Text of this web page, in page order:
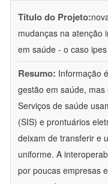
Título do Projeto:
mudanças na atenção
em saúde - o caso ipes
Resumo: Informação
gestão em saúde,
Serviços de saúde
(SIS) e prontuários
deixam de transferir e
uniforme. A
por poucas empresas